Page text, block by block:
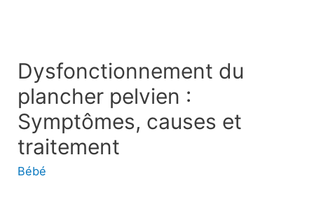
Dysfonctionnement du
plancher pelvien :
Symptômes, causes et
traitement
Bébé